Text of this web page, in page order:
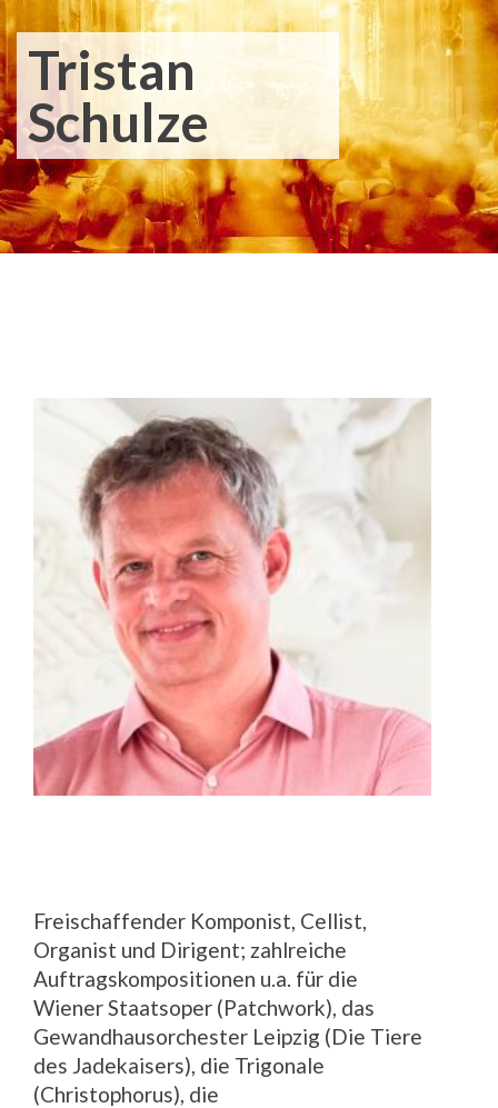
Tristan
Schulze
Freischaffender Komponist, Cellist,
Organist und Dirigent; zahlreiche
Auftragskompositionen u.a. für die
Wiener Staatsoper (Patchwork), das
Gewandhausorchester Leipzig (Die Tiere
des Jadekaisers), die Trigonale
(Christophorus), die